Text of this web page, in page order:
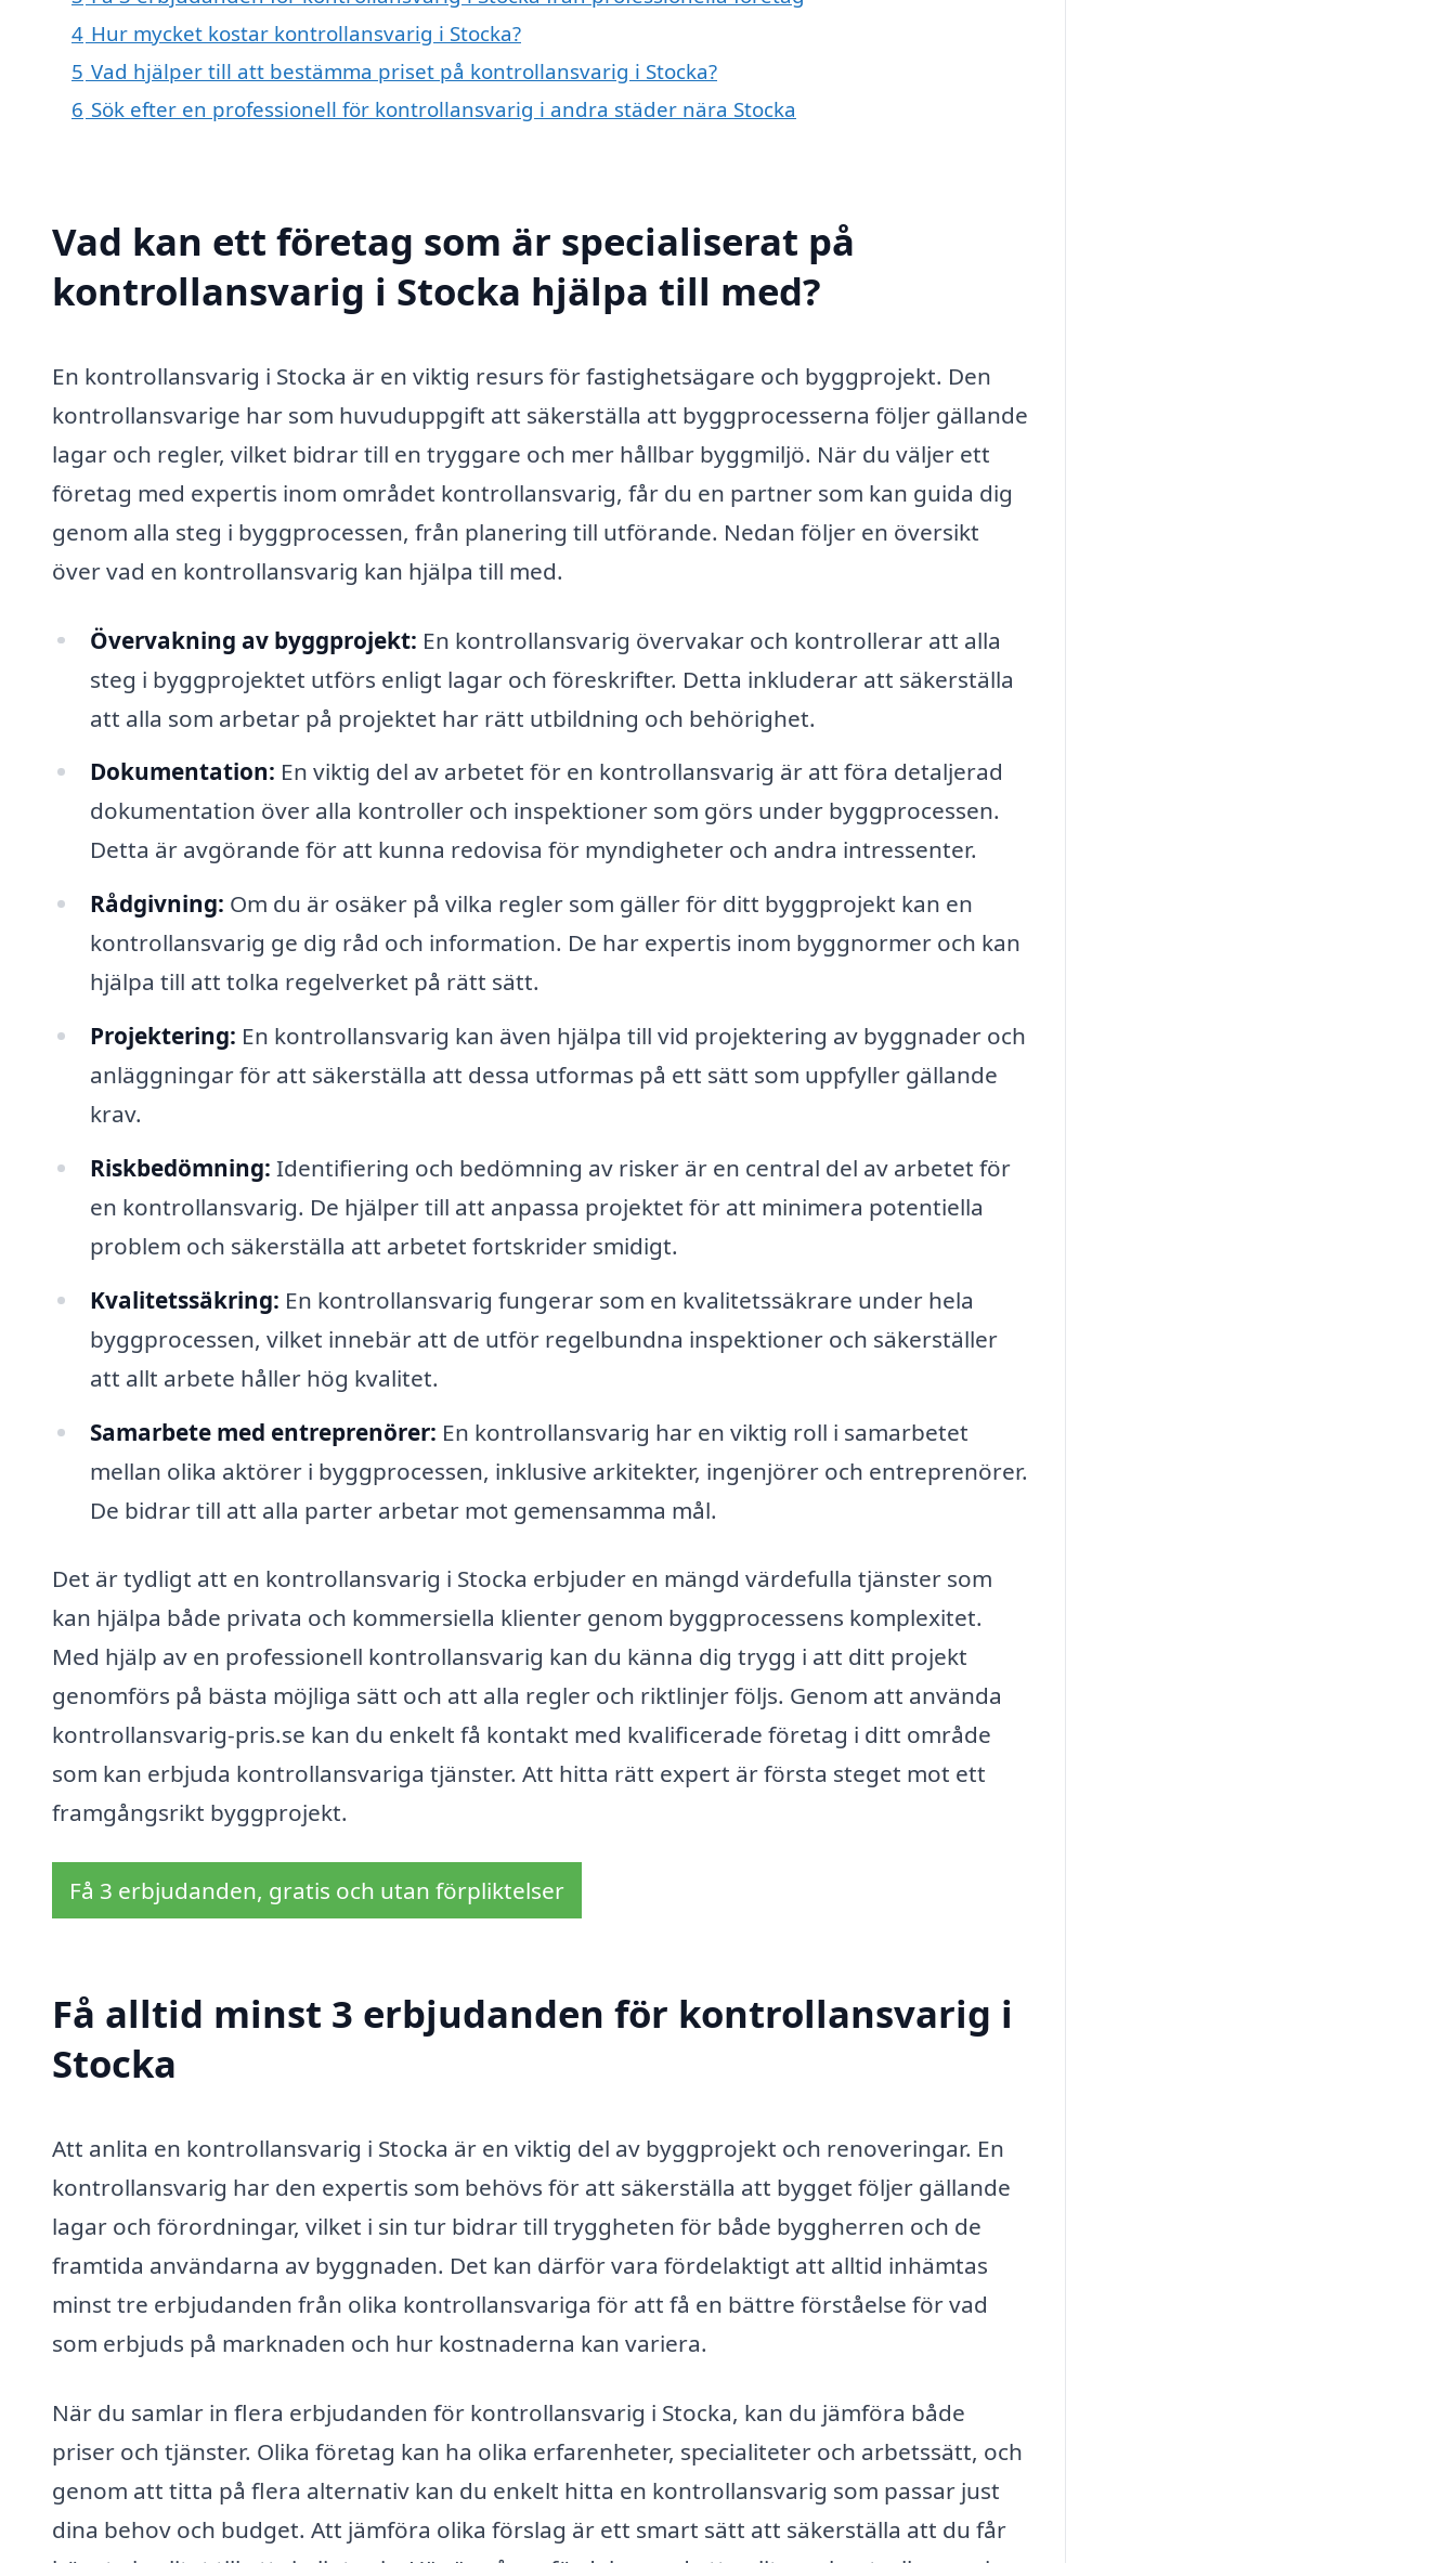
4 Hur mycket kostar kontrollansvarig i Stocka?
5 Vad hjälper till att bestämma priset på kontrollansvarig i Stocka?
6 Sök efter en professionell för kontrollansvarig i andra städer nära Stocka
Vad kan ett företag som är specialiserat på
kontrollansvarig i Stocka hjälpa till med?
En kontrollansvarig i Stocka är en viktig resurs för fastighetsägare och byggprojekt. Den
kontrollansvarige har som huvuduppgift att säkerställa att byggprocesserna följer gällande
lagar och regler, vilket bidrar till en tryggare och mer hållbar byggmiljö. När du väljer ett
företag med expertis inom området kontrollansvarig, får du en partner som kan guida dig
genom alla steg i byggprocessen, från planering till utförande. Nedan följer en översikt
över vad en kontrollansvarig kan hjälpa till med.
Övervakning av byggprojekt: En kontrollansvarig övervakar och kontrollerar att alla
steg i byggprojektet utförs enligt lagar och föreskrifter. Detta inkluderar att säkerställa
att alla som arbetar på projektet har rätt utbildning och behörighet.
Dokumentation: En viktig del av arbetet för en kontrollansvarig är att föra detaljerad
dokumentation över alla kontroller och inspektioner som görs under byggprocessen.
Detta är avgörande för att kunna redovisa för myndigheter och andra intressenter.
Rådgivning: Om du är osäker på vilka regler som gäller för ditt byggprojekt kan en
kontrollansvarig ge dig råd och information. De har expertis inom byggnormer och kan
hjälpa till att tolka regelverket på rätt sätt.
Projektering: En kontrollansvarig kan även hjälpa till vid projektering av byggnader och
anläggningar för att säkerställa att dessa utformas på ett sätt som uppfyller gällande
krav.
Riskbedömning: Identifiering och bedömning av risker är en central del av arbetet för
en kontrollansvarig. De hjälper till att anpassa projektet för att minimera potentiella
problem och säkerställa att arbetet fortskrider smidigt.
Kvalitetssäkring: En kontrollansvarig fungerar som en kvalitetssäkrare under hela
byggprocessen, vilket innebär att de utför regelbundna inspektioner och säkerställer
att allt arbete håller hög kvalitet.
Samarbete med entreprenörer: En kontrollansvarig har en viktig roll i samarbetet
mellan olika aktörer i byggprocessen, inklusive arkitekter, ingenjörer och entreprenörer.
De bidrar till att alla parter arbetar mot gemensamma mål.
Det är tydligt att en kontrollansvarig i Stocka erbjuder en mängd värdefulla tjänster som
kan hjälpa både privata och kommersiella klienter genom byggprocessens komplexitet.
Med hjälp av en professionell kontrollansvarig kan du känna dig trygg i att ditt projekt
genomförs på bästa möjliga sätt och att alla regler och riktlinjer följs. Genom att använda
kontrollansvarig-pris.se kan du enkelt få kontakt med kvalificerade företag i ditt område
som kan erbjuda kontrollansvariga tjänster. Att hitta rätt expert är första steget mot ett
framgångsrikt byggprojekt.
Få 3 erbjudanden, gratis och utan förpliktelser
Få alltid minst 3 erbjudanden för kontrollansvarig i
Stocka
Att anlita en kontrollansvarig i Stocka är en viktig del av byggprojekt och renoveringar. En
kontrollansvarig har den expertis som behövs för att säkerställa att bygget följer gällande
lagar och förordningar, vilket i sin tur bidrar till tryggheten för både byggherren och de
framtida användarna av byggnaden. Det kan därför vara fördelaktigt att alltid inhämtas
minst tre erbjudanden från olika kontrollansvariga för att få en bättre förståelse för vad
som erbjuds på marknaden och hur kostnaderna kan variera.
När du samlar in flera erbjudanden för kontrollansvarig i Stocka, kan du jämföra både
priser och tjänster. Olika företag kan ha olika erfarenheter, specialiteter och arbetssätt, och
genom att titta på flera alternativ kan du enkelt hitta en kontrollansvarig som passar just
dina behov och budget. Att jämföra olika förslag är ett smart sätt att säkerställa att du får